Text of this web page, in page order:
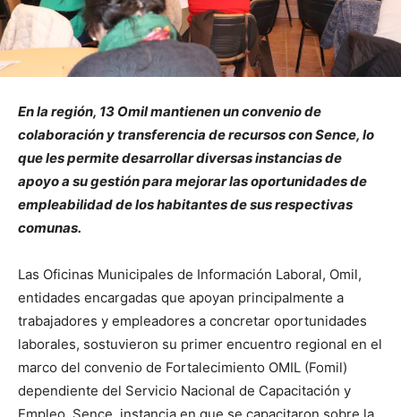
En la región, 13 Omil mantienen un convenio de
colaboración y transferencia de recursos con Sence, lo
que les permite desarrollar diversas instancias de
apoyo a su gestión para mejorar las oportunidades de
empleabilidad de los habitantes de sus respectivas
comunas.
Las Oficinas Municipales de Información Laboral, Omil,
entidades encargadas que apoyan principalmente a
trabajadores y empleadores a concretar oportunidades
laborales, sostuvieron su primer encuentro regional en el
marco del convenio de Fortalecimiento OMIL (Fomil)
dependiente del Servicio Nacional de Capacitación y